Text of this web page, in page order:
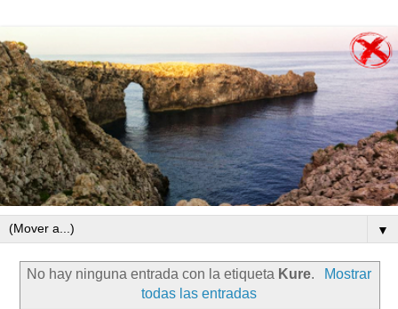
▼
No hay ninguna entrada con la etiqueta Kure.
Mostrar
todas las entradas